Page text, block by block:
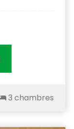
3 chambres